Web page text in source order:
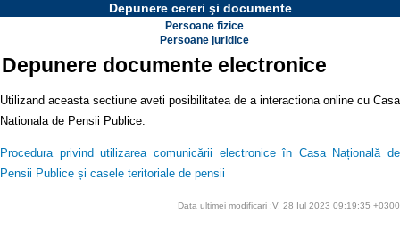
Depunere cereri şi documente
Persoane fizice
Persoane juridice
Depunere documente electronice
Utilizand aceasta sectiune aveti posibilitatea de a interactiona online cu Casa
Nationala de Pensii Publice.
Procedura privind utilizarea comunicării electronice în Casa Națională de
Pensii Publice și casele teritoriale de pensii
Data ultimei modificari :V, 28 Iul 2023 09:19:35 +0300